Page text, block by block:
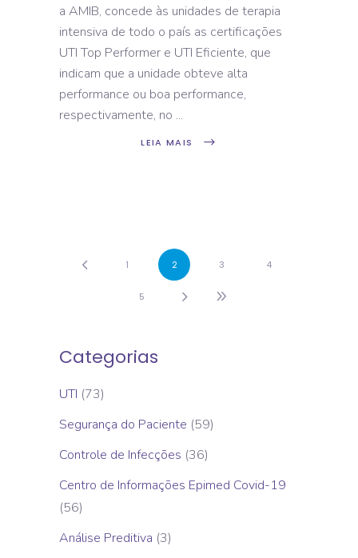
a AMIB, concede às unidades de terapia
intensiva de todo o país as certificações
UTI Top Performer e UTI Eficiente, que
indicam que a unidade obteve alta
performance ou boa performance,
respectivamente, no
LEIA MAIS
1 2 3 4
5
Categorias
UTI (73)
Segurança do Paciente (59)
Controle de Infecções (36)
Centro de Informações Epimed Covid-19
(56)
Análise Preditiva (3)